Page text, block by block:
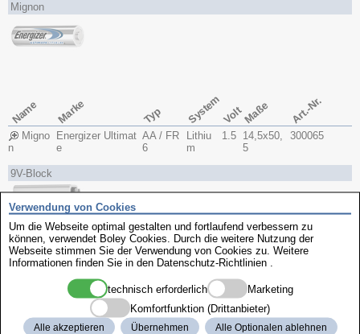
Mignon
Name Marke Typ SystemVoltMaße Art.-Nr.
Migno
n
Energizer Ultimat
e
AA / FR
6
Lithiu
m
1.5 14,5x​50,
5
300065
9V-Block
Marke Typ SystemVoltMaße
Energizer Ulti
mate
9V Block / 6F
R61
Lithiu
m
9.0
26.5 x 1
7.5
Verwendung von Cookies
Um die Webseite optimal gestalten und fortlaufend verbessern zu
können, verwendet Boley Cookies. Durch die weitere Nutzung der
Webseite stimmen Sie der Verwendung von Cookies zu. Weitere
Informationen finden Sie in den Datenschutz-Richtlinien
technisch erforderlich
Marketing
Komfortfunktion (Drittanbieter)
Alle akzeptieren Übernehmen Alle Optionalen ablehnen